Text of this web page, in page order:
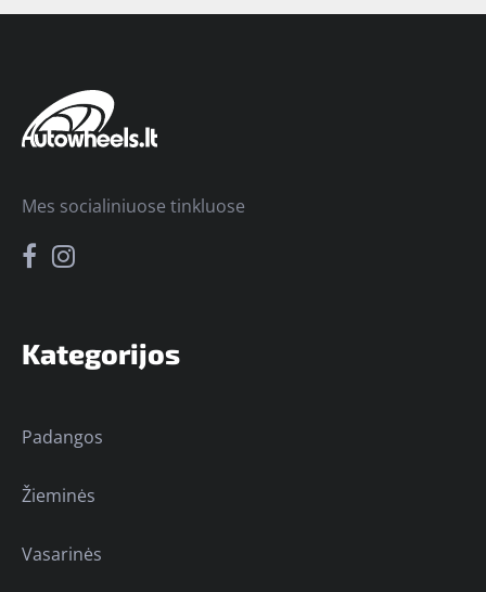
Kategorijos
Padangos
Žieminės
Vasarinės
Mes socialiniuose tinkluose